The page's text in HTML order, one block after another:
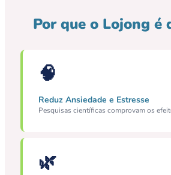
Por que o Lojong é
🧠
Reduz Ansiedade e Estresse
Pesquisas científicas comprovam os
🌿